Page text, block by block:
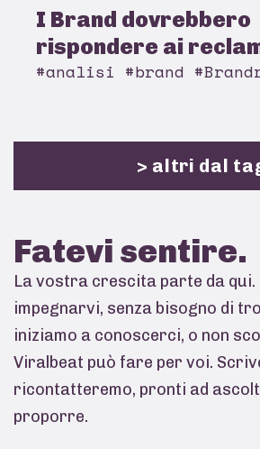
I Brand dovrebbero
rispondere ai
#analisi #brand
> altri dal
Fatevi sentire.
La vostra crescita parte da qui.
impegnarvi, senza bisogno di
iniziamo a conoscerci, o non
Viralbeat può fare per voi.
ricontatteremo, pronti ad
proporre.